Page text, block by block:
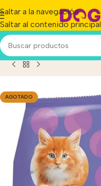
Saltar a la navegación
Saltar al contenido principal
Inicio/ Producto/
AGOTADO